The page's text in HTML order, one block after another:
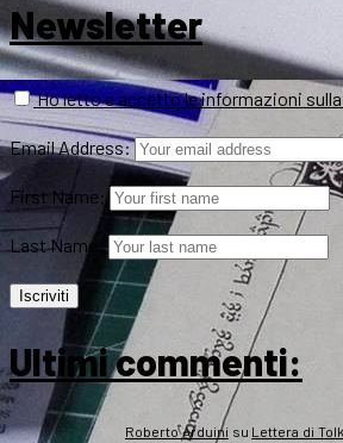
Newsletter
Ho letto e accetto le informazioni
Email Address:
First Name:
Last Name:
Ultimi commenti:
Roberto Arduini su Lettera di